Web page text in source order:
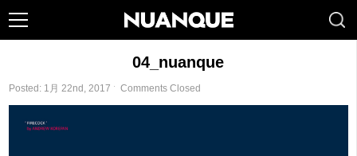
04_nuanque
Posted: 1月 22nd, 2017 ˑ Comments Closed